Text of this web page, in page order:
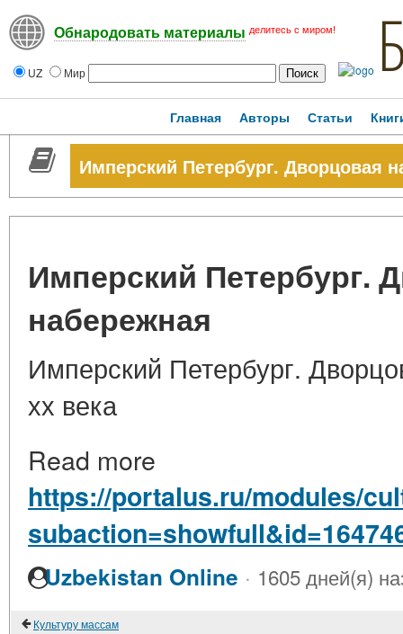
Обнародовать материалы делитесь с миром!
UZ Мир
Главная Авторы Статьи
Имперский Петербург. Дворцовая
Имперский Петербург.
набережная
Имперский Петербург.
хх века
Read more
https://portalus.ru/modules/
Uzbekistan Online · 1605 дней(я)
Культуру массам